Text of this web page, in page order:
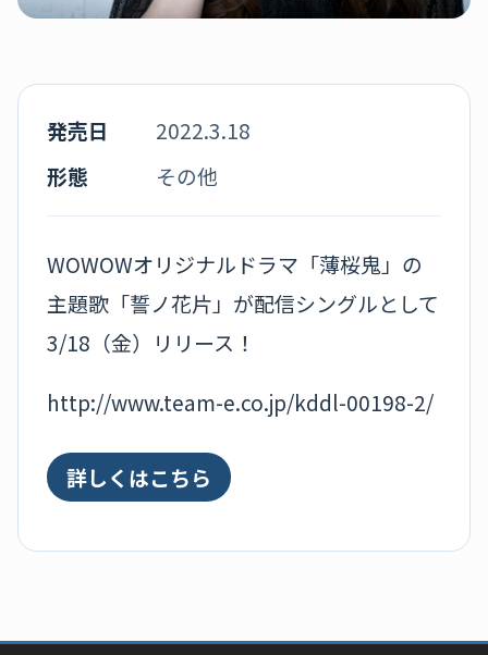
発売日
2022.3.18
形態
その他
WOWOWオリジナルドラマ「薄桜鬼」の
主題歌「誓ノ花片」が配信シングルとして
3/18（金）リリース！
http://www.team-e.co.jp/kddl-00198-2/
詳しくはこちら